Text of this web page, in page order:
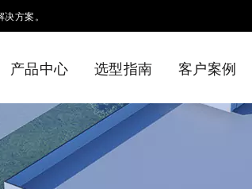
方案。
产品中心 选型指南 客户案例